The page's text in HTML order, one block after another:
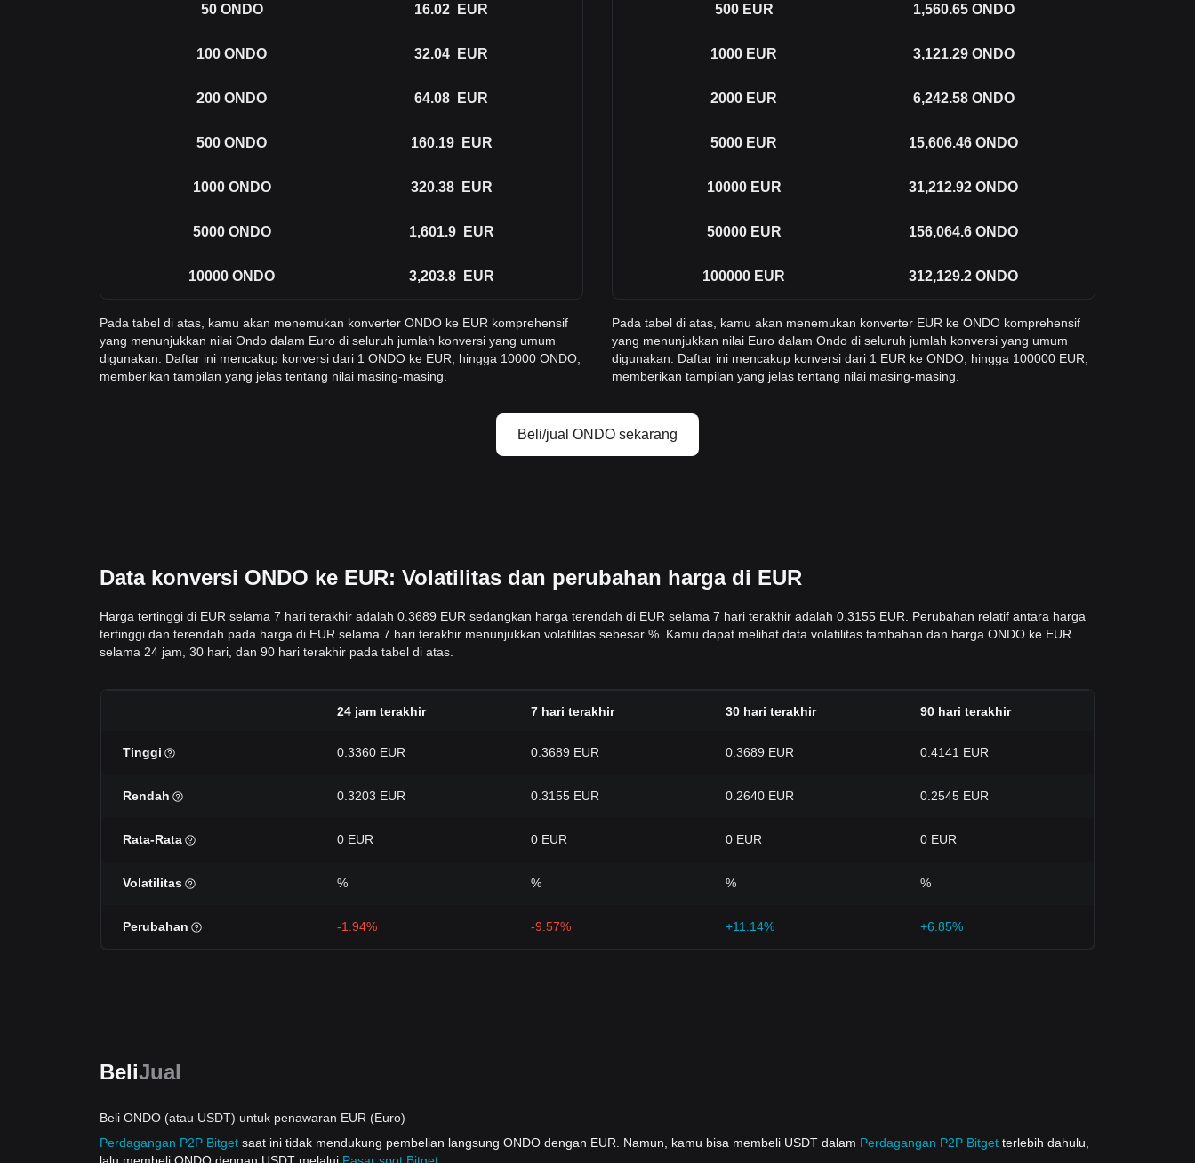
50 ONDO 16.02 EUR
100 ONDO 32.04 EUR
200 ONDO 64.08 EUR
500 ONDO 160.19 EUR
1000 ONDO 320.38 EUR
5000 ONDO 1,601.9 EUR
10000 ONDO 3,203.8 EUR
Pada tabel di atas, kamu akan menemukan konverter ONDO ke EUR komprehensif
yang menunjukkan nilai Ondo dalam Euro di seluruh jumlah konversi yang umum
digunakan. Daftar ini mencakup konversi dari 1 ONDO ke EUR, hingga 10000 ONDO,
memberikan tampilan yang jelas tentang nilai masing-masing.
500 EUR 1,560.65 ONDO
1000 EUR 3,121.29 ONDO
2000 EUR 6,242.58 ONDO
5000 EUR 15,606.46 ONDO
10000 EUR 31,212.92 ONDO
50000 EUR 156,064.6 ONDO
100000 EUR 312,129.2 ONDO
Pada tabel di atas, kamu akan menemukan konverter EUR ke ONDO komprehensif
yang menunjukkan nilai Euro dalam Ondo di seluruh jumlah konversi yang umum
digunakan. Daftar ini mencakup konversi dari 1 EUR ke ONDO, hingga 100000 EUR,
memberikan tampilan yang jelas tentang nilai masing-masing.
Beli/jual ONDO sekarang
Data konversi ONDO ke EUR: Volatilitas dan perubahan harga di EUR
Harga tertinggi di EUR selama 7 hari terakhir adalah 0.3689 EUR sedangkan harga terendah di EUR selama 7 hari terakhir adalah 0.3155 EUR. Perubahan relatif antara harga
tertinggi dan terendah pada harga di EUR selama 7 hari terakhir menunjukkan volatilitas sebesar %. Kamu dapat melihat data volatilitas tambahan dan harga ONDO ke EUR
selama 24 jam, 30 hari, dan 90 hari terakhir pada tabel di atas.
24 jam terakhir 7 hari terakhir 30 hari terakhir 90 hari terakhir
Tinggi 0.3360 EUR 0.3689 EUR 0.3689 EUR 0.4141 EUR
Rendah 0.3203 EUR 0.3155 EUR 0.2640 EUR 0.2545 EUR
Rata-Rata 0 EUR 0 EUR 0 EUR 0 EUR
Volatilitas % % % %
Perubahan -1.94% -9.57% +11.14% +6.85%
BeliJual
Beli ONDO (atau USDT) untuk penawaran EUR (Euro)
Perdagangan P2P Bitget saat ini tidak mendukung pembelian langsung ONDO dengan EUR. Namun, kamu bisa membeli USDT dalam Perdagangan P2P Bitget terlebih dahulu,